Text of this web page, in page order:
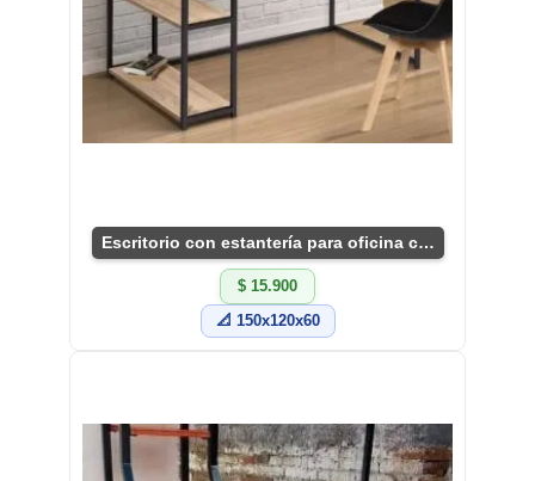
Escritorio con estantería para oficina compacta
$ 15.900
📐 150x120x60